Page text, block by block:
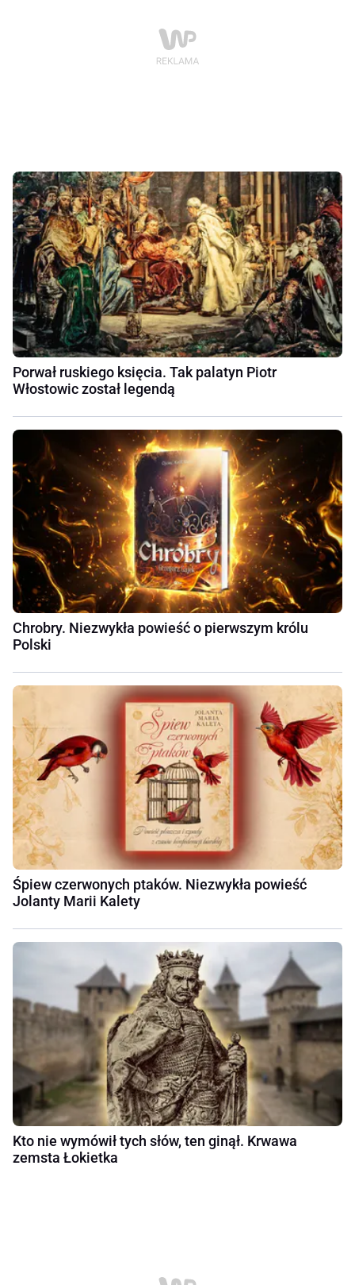
Porwał ruskiego księcia. Tak palatyn Piotr
Włostowic został legendą
Chrobry. Niezwykła powieść o pierwszym królu
Polski
Śpiew czerwonych ptaków. Niezwykła powieść
Jolanty Marii Kalety
Kto nie wymówił tych słów, ten ginął. Krwawa
zemsta Łokietka